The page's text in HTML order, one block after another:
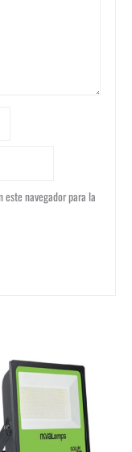
navegador para la